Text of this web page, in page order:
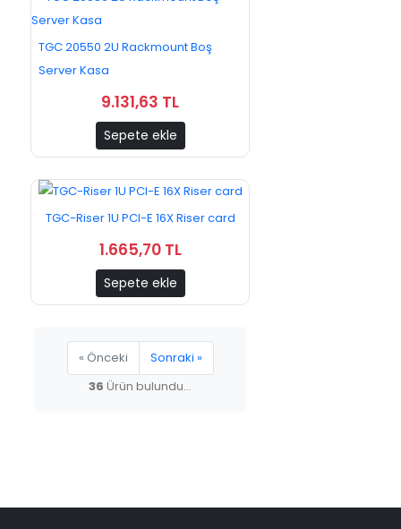
TGC 20550 2U Rackmount Boş
Server Kasa
9.131,63 TL
Sepete ekle
TGC-Riser 1U PCI-E 16X Riser card
1.665,70 TL
Sepete ekle
« Önceki
Sonraki »
36 Ürün bulundu...